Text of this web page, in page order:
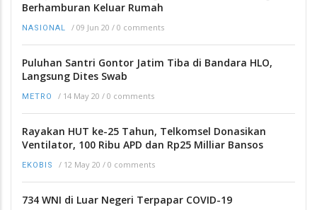
Berhamburan Keluar Rumah
NASIONAL / 09 Jun 20 / 0 comments
Puluhan Santri Gontor Jatim Tiba di Bandara HLO,
Langsung Dites Swab
METRO / 14 May 20 / 0 comments
Rayakan HUT ke-25 Tahun, Telkomsel Donasikan
Ventilator, 100 Ribu APD dan Rp25 Milliar Bansos
EKOBIS / 12 May 20 / 0 comments
734 WNI di Luar Negeri Terpapar COVID-19